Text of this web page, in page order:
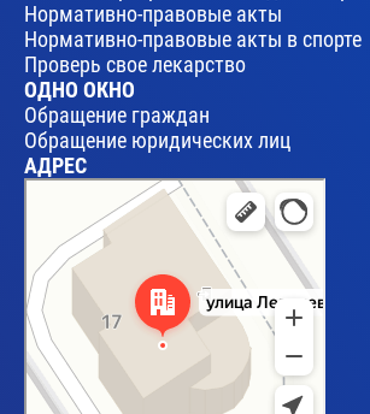
Нормативно-правовые акты
Нормативно-правовые акты в спорте
Проверь свое лекарство
ОДНО ОКНО
Обращение граждан
Обращение юридических лиц
АДРЕС
Брест
Улица Леваневского, 17 — Яндекс Карты